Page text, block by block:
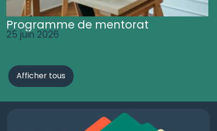
Programme de mentorat
25 juin 2026
Afficher tous